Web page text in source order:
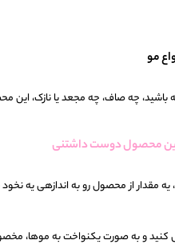
چه صاف، چه مجعد یا نازک، این
این محصول دوست داشتنی
مقدار از محصول رو به اندازهی یه نخود
و به صورت یکنواخت به موها،